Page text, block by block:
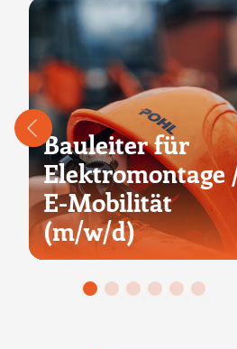
Bauleiter für
Elektromontage
E-Mobilität
(m/w/d)